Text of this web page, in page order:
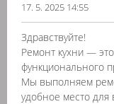
17. 5. 2025 14:55
Здравствуйте!
Ремонт кухни —
функционального
Мы выполняем
удобное место для